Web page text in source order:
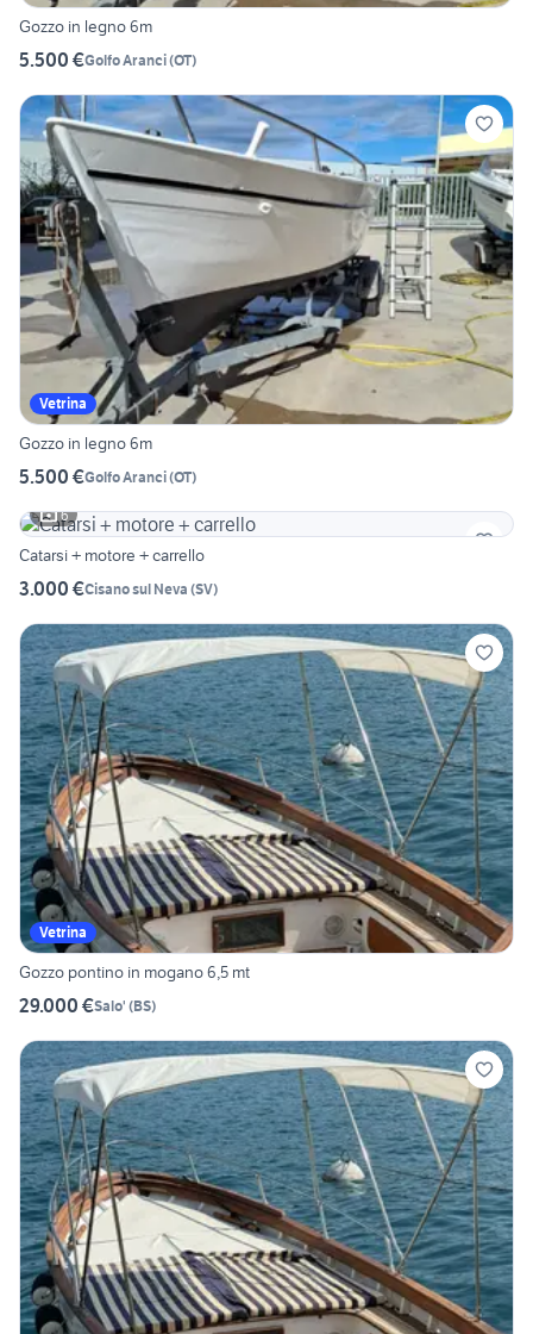
Gozzo in legno 6m
5.500 €Golfo Aranci(OT)
Vetrina
Gozzo in legno 6m
5.500 €Golfo Aranci(OT)
6
Catarsi + motore + carrello
3.000 €Cisano sul Neva (SV)
Vetrina
Gozzo pontino in mogano 6,5 mt
29.000 €Salo' (BS)